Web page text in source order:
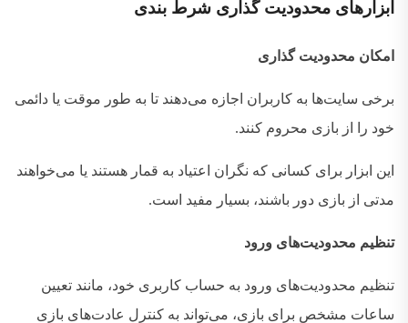
ابزارهای محدودیت‌ گذاری شرط بندی
امکان محدودیت‌ گذاری
برخی سایت‌ها به کاربران اجازه می‌دهند تا به طور موقت یا دائمی
خود را از بازی محروم کنند.
این ابزار برای کسانی که نگران اعتیاد به قمار هستند یا می‌خواهند
مدتی از بازی دور باشند، بسیار مفید است.
تنظیم محدودیت‌های ورود
تنظیم محدودیت‌های ورود به حساب کاربری خود، مانند تعیین
ساعات مشخص برای بازی، می‌تواند به کنترل عادت‌های بازی